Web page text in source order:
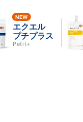
エクエル
プチプラス
Petit+